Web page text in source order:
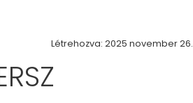
Létrehozva: 2025 november 26.